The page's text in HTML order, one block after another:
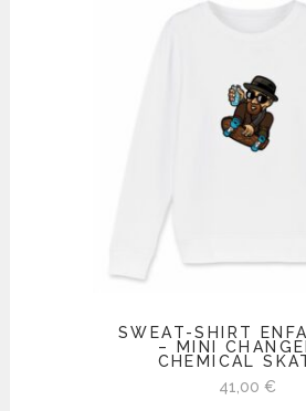
SWEAT-SHIRT
– MINI
CHEMICAL
41,00 €